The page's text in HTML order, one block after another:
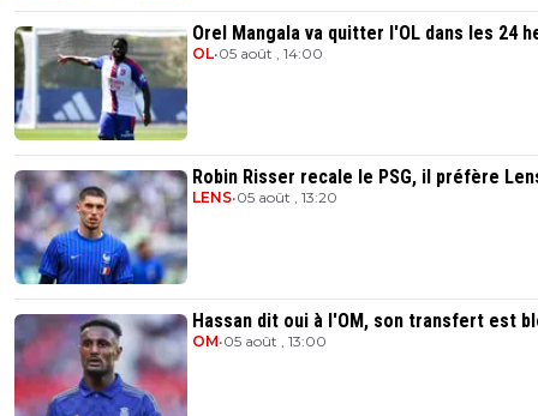
Orel Mangala va quitter l'OL dans les 24
OL•05 août , 14:00
Robin Risser recale le PSG, il préfère
LENS•05 août , 13:20
Hassan dit oui à l'OM, son transfert est
OM•05 août , 13:00